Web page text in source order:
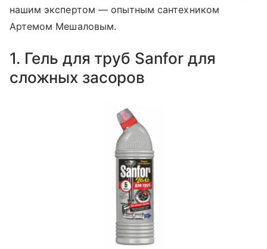
нашим экспертом — опытным сантехником
Артемом Мешаловым.
1. Гель для труб Sanfor для
сложных засоров